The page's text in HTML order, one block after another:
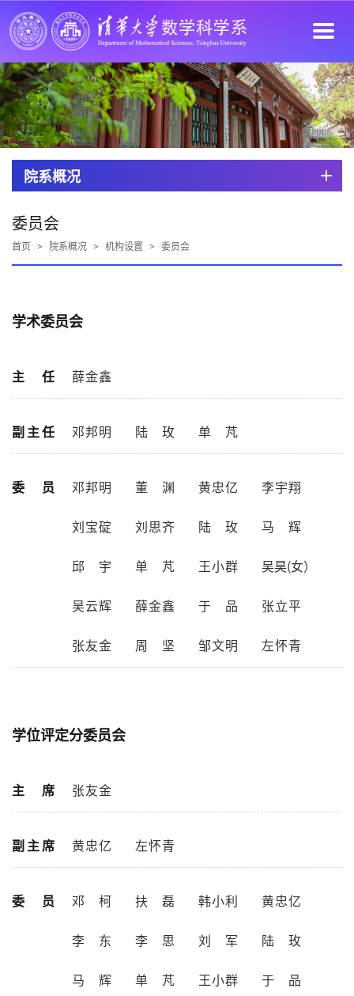
院系概况
委员会
首页 > 院系概况 > 机构设置 > 委员会
学术委员会
主 任 薛金鑫
副主任 邓邦明 陆玫 单芃
委 员 邓邦明 董渊 黄忠亿 李宇翔
刘宝碇 刘思齐 陆玫 马辉
邱宇 单芃 王小群 吴昊(女）
吴云辉 薛金鑫 于品 张立平
张友金 周坚 邹文明 左怀青
学位评定分委员会
主 席 张友金
副主席 黄忠亿 左怀青
委 员 邓柯 扶磊 韩小利 黄忠亿
李东 李思 刘军 陆玫
马辉 单芃 王小群 于品